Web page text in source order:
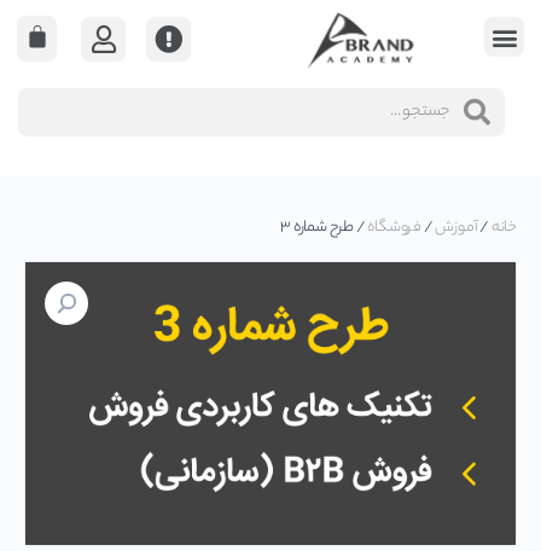
خانه/آموزش/فروشگاه/ طرح شماره ۳